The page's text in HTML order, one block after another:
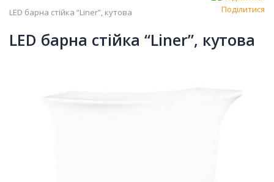
LED барна стійка “Liner”, кутова
Поділитися
LED барна стійка “Liner”, кутова